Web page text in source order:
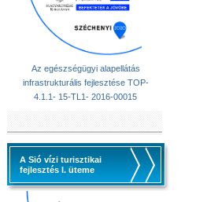
Az egészségügyi alapellátás
infrastrukturális fejlesztése TOP-
4.1.1- 15-TL1- 2016-00015
A Sió vízi turisztikai
fejlesztés I. üteme